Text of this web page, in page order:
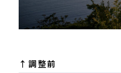
↑調整前